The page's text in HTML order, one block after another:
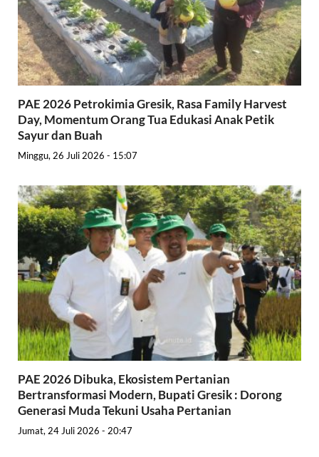
PAE 2026 Petrokimia Gresik, Rasa Family Harvest
Day, Momentum Orang Tua Edukasi Anak Petik
Sayur dan Buah
Minggu, 26 Juli 2026 - 15:07
PAE 2026 Dibuka, Ekosistem Pertanian
Bertransformasi Modern, Bupati Gresik : Dorong
Generasi Muda Tekuni Usaha Pertanian
Jumat, 24 Juli 2026 - 20:47